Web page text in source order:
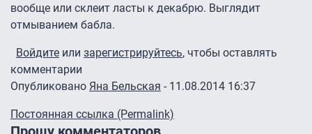
вообще или склеит ласты к декабрю. Выглядит
отмыванием бабла.
Войдите или зарегистрируйтесь, чтобы оставлять
комментарии
Опубликовано Яна Бельская - 11.08.2014 16:37
Постоянная ссылка (Permalink)